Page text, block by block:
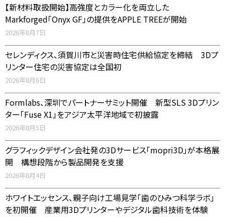
【新材料取扱開始】高強度とカラー化を両立した
Markforged「Onyx GF」の提供をAPPLE TREEが開始
2026年8月7日
セレンディクス、須賀川市と災害時住宅供給協定を締結 3Dプ
リンター住宅の災害協定は全国初
2026年8月6日
Formlabs、深圳でパートナーサミット開催 新型SLS 3Dプリン
ター「Fuse X1」をアジア太平洋地域で初披露
2026年8月5日
グラフィックデザイン会社発の3Dサービス「mopri3D」が本格展
開 構想段階から製品開発を支援
2026年8月4日
ホワイトエッセンス、親子向け工場見学「歯のひみつ科学ラボ」
を初開催 産業用3Dプリンターやデジタル歯科技術を体験